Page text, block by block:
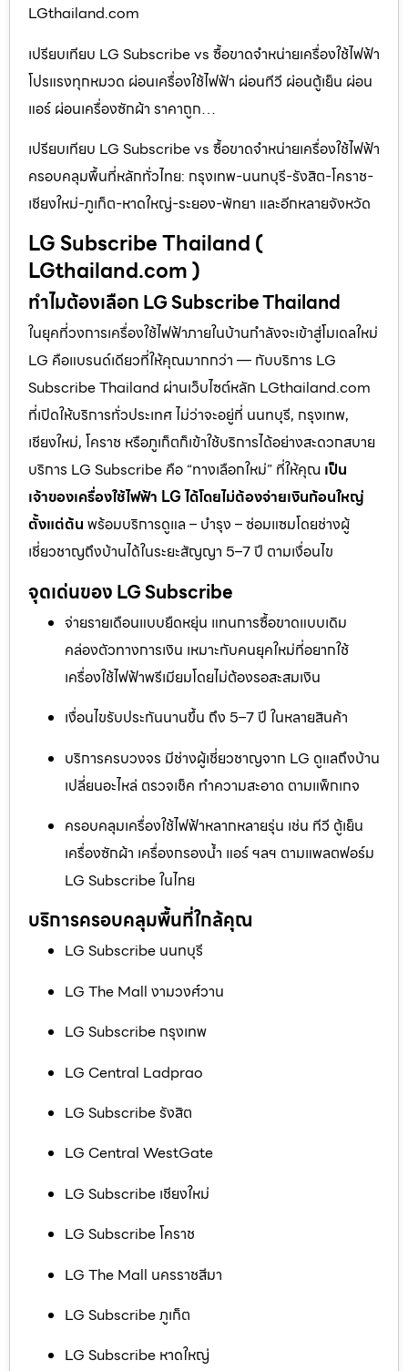
LGthailand.com
เปรียบเทียบ LG Subscribe vs ซื้อขาดจำหน่ายเครื่องใช้ไฟฟ้า
โปรแรงทุกหมวด ผ่อนเครื่องใช้ไฟฟ้า ผ่อนทีวี ผ่อนตู้เย็น ผ่อน
แอร์ ผ่อนเครื่องซักผ้า ราคาถูก…
เปรียบเทียบ LG Subscribe vs ซื้อขาดจำหน่ายเครื่องใช้ไฟฟ้า
ครอบคลุมพื้นที่หลักทั่วไทย: กรุงเทพ-นนทบุรี-รังสิต-โคราช-
เชียงใหม่-ภูเก็ต-หาดใหญ่-ระยอง-พัทยา และอีกหลายจังหวัด
LG Subscribe Thailand (
LGthailand.com )
ทำไมต้องเลือก LG Subscribe Thailand
ในยุคที่วงการเครื่องใช้ไฟฟ้าภายในบ้านกำลังจะเข้าสู่โมเดลใหม่
LG คือแบรนด์เดียวที่ให้คุณมากกว่า — กับบริการ LG
Subscribe Thailand ผ่านเว็บไซต์หลัก LGthailand.com
ที่เปิดให้บริการทั่วประเทศ ไม่ว่าจะอยู่ที่ นนทบุรี, กรุงเทพ,
เชียงใหม่, โคราช หรือภูเก็ตก็เข้าใช้บริการได้อย่างสะดวกสบาย
บริการ LG Subscribe คือ “ทางเลือกใหม่” ที่ให้คุณ เป็น
เจ้าของเครื่องใช้ไฟฟ้า LG ได้โดยไม่ต้องจ่ายเงินก้อนใหญ่
ตั้งแต่ต้น พร้อมบริการดูแล – บำรุง – ซ่อมแซมโดยช่างผู้
เชี่ยวชาญถึงบ้านได้ในระยะสัญญา 5–7 ปี ตามเงื่อนไข
จุดเด่นของ LG Subscribe
จ่ายรายเดือนแบบยืดหยุ่น แทนการซื้อขาดแบบเดิม
คล่องตัวทางการเงิน เหมาะกับคนยุคใหม่ที่อยากใช้
เครื่องใช้ไฟฟ้าพรีเมียมโดยไม่ต้องรอสะสมเงิน
เงื่อนไขรับประกันนานขึ้น ถึง 5–7 ปี ในหลายสินค้า
บริการครบวงจร มีช่างผู้เชี่ยวชาญจาก LG ดูแลถึงบ้าน
เปลี่ยนอะไหล่ ตรวจเช็ค ทำความสะอาด ตามแพ็กเกจ
ครอบคลุมเครื่องใช้ไฟฟ้าหลากหลายรุ่น เช่น ทีวี ตู้เย็น
เครื่องซักผ้า เครื่องกรองน้ำ แอร์ ฯลฯ ตามแพลตฟอร์ม
LG Subscribe ในไทย
บริการครอบคลุมพื้นที่ใกล้คุณ
LG Subscribe นนทบุรี
LG The Mall งามวงศ์วาน
LG Subscribe กรุงเทพ
LG Central Ladprao
LG Subscribe รังสิต
LG Central WestGate
LG Subscribe เชียงใหม่
LG Subscribe โคราช
LG The Mall นครราชสีมา
LG Subscribe ภูเก็ต
LG Subscribe หาดใหญ่